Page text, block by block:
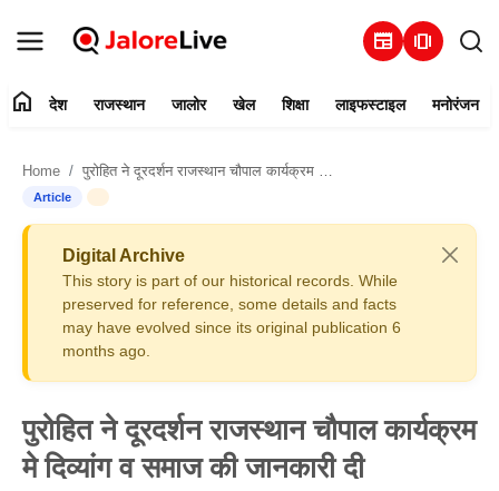
newspaper amp_stories
संपर्क करें
राजस्थान
खेल
शिक्षा
home देश राजस्थान जालोर खेल शिक्षा लाइफस्टाइल मनोरंजन
Home पुरोहित ने दूरदर्शन राजस्थान चौपाल कार्यक्रम मे दिव्यांग व समाज की जानकारी दी
Article
Digital Archive
This story is part of our historical records. While
preserved for reference, some details and facts
may have evolved since its original publication 6
months ago.
पुरोहित ने दूरदर्शन राजस्थान चौपाल कार्यक्रम
मे दिव्यांग व समाज की जानकारी दी